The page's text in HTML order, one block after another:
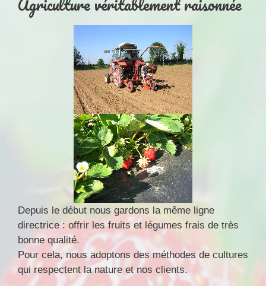
Depuis le début nous gardons la même ligne
directrice : offrir les fruits et légumes frais de très
bonne qualité.
Pour cela, nous adoptons des méthodes de cultures
qui respectent la nature et nos clients.